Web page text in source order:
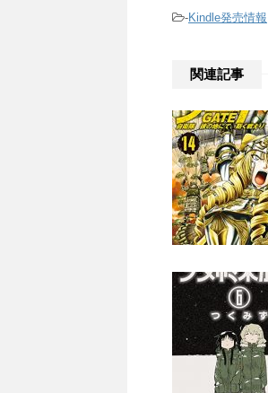
-Kindle発売情報
関連記事